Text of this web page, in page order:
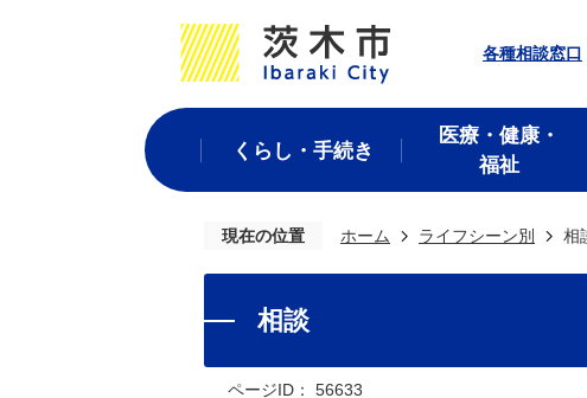
各種相談窓口
くらし・手続き
医療・健康・
福祉
現在の位置 ホーム ライフシーン別 相
相談
ページID：
56633